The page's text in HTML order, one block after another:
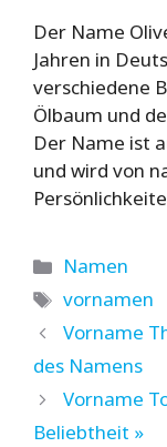
Der Name
Jahren in
verschiedene
Ölbaum und
Der Name ist
und wird von
Kategorien
Namen
Schlagwörter
vornamen
Vorname
des Namens
Vorname
Beliebtheit »